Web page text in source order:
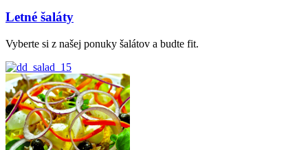
Letné šaláty
Vyberte si z našej ponuky šalátov a budte fit.